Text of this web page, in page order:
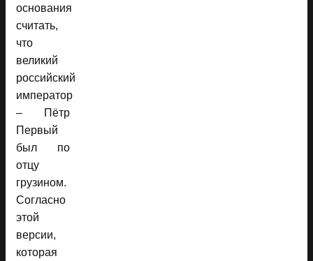
основания
считать,
что
великий
российский
император
– Пётр
Первый
был по
отцу
грузином.
Согласно
этой
версии,
которая